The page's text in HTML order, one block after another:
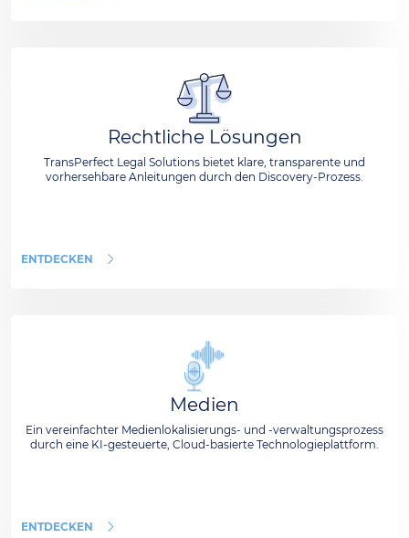
Rechtliche Lösungen
TransPerfect Legal Solutions bietet klare, transparente und
vorhersehbare Anleitungen durch den Discovery-Prozess.
ENTDECKEN
Medien
Ein vereinfachter Medienlokalisierungs- und -verwaltungsprozess
durch eine KI-gesteuerte, Cloud-basierte Technologieplattform.
ENTDECKEN